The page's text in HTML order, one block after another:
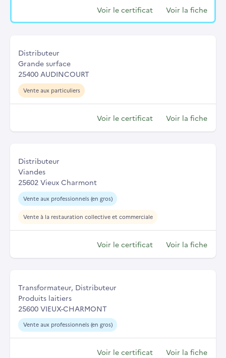
Voir le certificat Voir la fiche
Distributeur
Grande surface
25400 AUDINCOURT
Vente aux particuliers
Voir le certificat Voir la fiche
Distributeur
Viandes
25602 Vieux Charmont
Vente aux professionnels (en gros)
Vente à la restauration collective et commerciale
Voir le certificat Voir la fiche
Transformateur, Distributeur
Produits laitiers
25600 VIEUX-CHARMONT
Vente aux professionnels (en gros)
Voir le certificat Voir la fiche